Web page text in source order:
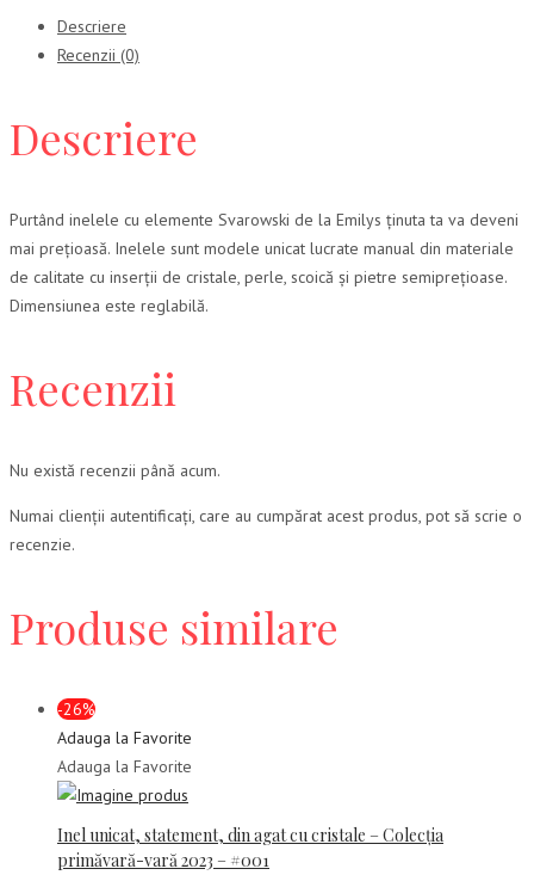
Descriere
Recenzii (0)
Descriere
Purtând inelele cu elemente Svarowski de la Emilys ținuta ta va deveni
mai prețioasă. Inelele sunt modele unicat lucrate manual din materiale
de calitate cu inserții de cristale, perle, scoică și pietre semiprețioase.
Dimensiunea este reglabilă.
Recenzii
Nu există recenzii până acum.
Numai clienții autentificați, care au cumpărat acest produs, pot să scrie o
recenzie.
Produse similare
-26%
Adauga la Favorite
Adauga la Favorite
Inel unicat, statement, din agat cu cristale – Colecția
primăvară-vară 2023 – #001